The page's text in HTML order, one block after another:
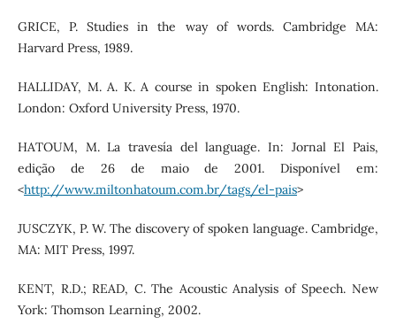
GRICE, P. Studies in the way of words. Cambridge MA:
Harvard Press, 1989.
HALLIDAY, M. A. K. A course in spoken English: Intonation.
London: Oxford University Press, 1970.
HATOUM, M. La travesía del language. In: Jornal El Pais,
edição de 26 de maio de 2001. Disponível em:
<http://www.miltonhatoum.com.br/tags/el-pais>
JUSCZYK, P. W. The discovery of spoken language. Cambridge,
MA: MIT Press, 1997.
KENT, R.D.; READ, C. The Acoustic Analysis of Speech. New
York: Thomson Learning, 2002.